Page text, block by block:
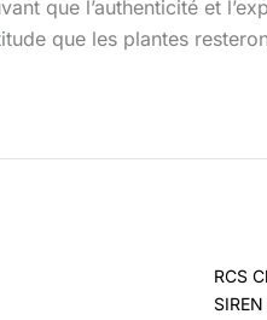
que l’authenticité et
que les plantes
RCS